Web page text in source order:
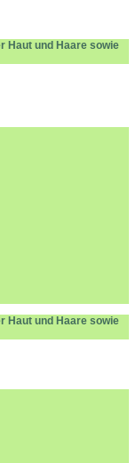
Haut und Haare sowie
Haut und Haare sowie